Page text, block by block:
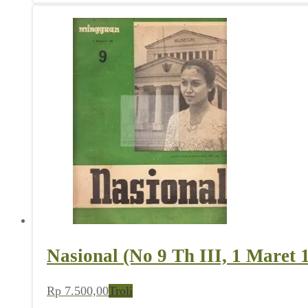
Nasional (No 9 Th III, 1 Maret
Rp 7.500,00Troli